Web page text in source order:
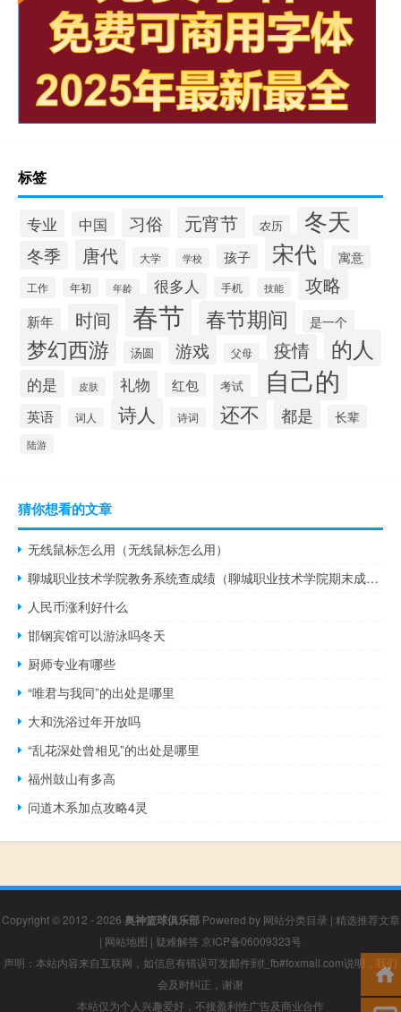
标签
专业 中国 习俗 元宵节 农历 冬天
冬季 唐代 大学 学校 孩子 宋代 寓意
工作 年初 年龄 很多人 手机 技能 攻略
新年 时间 春节 春节期间 是一个
梦幻西游 汤圆 游戏 父母 疫情 的人
的是 皮肤 礼物 红包 考试 自己的
英语 词人 诗人 诗词 还不 都是 长辈
陆游
猜你想看的文章
无线鼠标怎么用（无线鼠标怎么用）
聊城职业技术学院教务系统查成绩（聊城职业技术学院期末成绩查询）
人民币涨利好什么
邯钢宾馆可以游泳吗冬天
厨师专业有哪些
“唯君与我同”的出处是哪里
大和洗浴过年开放吗
“乱花深处曾相见”的出处是哪里
福州鼓山有多高
问道木系加点攻略4灵
Copyright © 2012 - 2026 奥神篮球俱乐部Powered by 网站分类目录 | 精选推荐文章
| 网站地图 | 疑难解答 京ICP备06009323号
声明：本站内容来自互联网，如信息有错误可发邮件到f_fb#foxmail.com说明，我们
会及时纠正，谢谢
本站仅为个人兴趣爱好，不接盈利性广告及商业合作